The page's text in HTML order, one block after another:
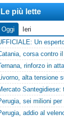
Le più lette
Oggi
Ieri